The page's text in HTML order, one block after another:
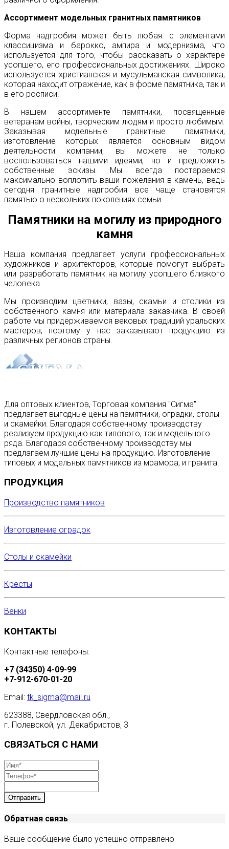
Ассортимент модельных гранитных памятников
Форма надгробия может быть любая: с элементами
классицизма и барокко, ампира и модернизма, что
используется для того, чтобы рассказать о характере
усопшего, его профессиональных достижениях. Широко
используется христианская и мусульманская символика,
которая находит отражение, как в форме памятника, так и
в его росписи.
В нашем ассортименте памятники, посвященные
ветеранам войны, творческим людям и просто любимым.
Заказывая модельные гранитные памятники,
изготовление которых является основным видом
деятельности компании, вы можете не только
воспользоваться нашими идеями, но и предложить
собственные эскизы. Мы всегда постараемся
максимально воплотить ваши пожелания в камень, ведь
сегодня гранитные надгробия все чаще становятся
памятью о нескольких поколениях семьи.
Памятники на могилу из природного
камня
Наша компания предлагает услуги профессиональных
художников и архитекторов, которые помогут выбрать
или разработать памятник на могилу усопшего близкого
человека.
Мы производим цветники, вазы, скамьи и столики из
собственного камня или материала заказчика. В своей
работе мы придерживаемся вековых традиций уральских
мастеров, поэтому у нас заказывают продукцию из
различных регионов страны.
Для оптовых клиентов, Торговая компания "Сигма"
предлагает выгодные цены на памятники, оградки, столы
и скамейки. Благодаря собственному производству
реализуем продукцию как типового, так и модельного
ряда. Благодаря собственному производству мы
предлагаем лучшие цены на продукцию. Изготовление
типовых и модельных памятников из мрамора, и гранита.
ПРОДУКЦИЯ
Производство памятников
Изготовление оградок
Столы и скамейки
Кресты
Венки
КОНТАКТЫ
Контактные телефоны:
+7 (34350) 4-09-99
+7-912-670-01-20
Email: tk_sigma@mail.ru
623388, Свердловская обл.,
г. Полевской, ул. Декабристов, 3
СВЯЗАТЬСЯ С НАМИ
Отправить
Обратная связь
Ваше сообщение было успешно отправлено